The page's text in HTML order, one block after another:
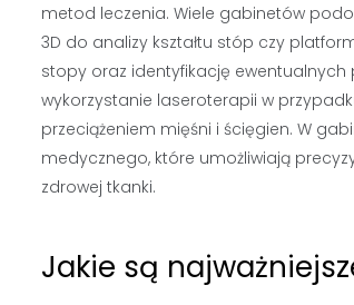
metod leczenia. Wiele gabinetów
3D do analizy kształtu stóp czy
stopy oraz identyfikację
wykorzystanie laseroterapii w
przeciążeniem mięśni i ścięgien. W
medycznego, które umożliwiają
zdrowej tkanki.
Jakie są